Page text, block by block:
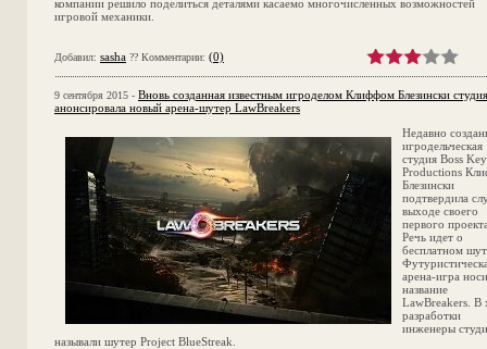
компании решило поделиться деталями касаемо многочисленных возможностей
игровой механики.
Добавил: sasha ?? Комментарии: (0)
9 сентября 2015 - Вновь созданная известным игроделом Клиффом Блезински студия
анонсировала новый арена-шутер LawBreakers
Недавно
игродельческая
студия Boss Key
Productions
Блезински
подтвердила
выходе своего
первого
Речь идет о
бесплатном
арена-игра
название
LawBreakers. В
разработки
инженеры
называли шутер Project BlueStreak.